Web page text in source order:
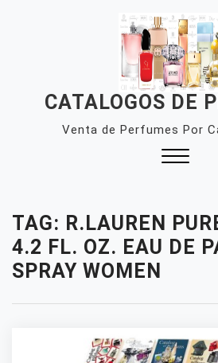
CATALOGOS DE
Venta de Perfumes Por
TAG: R.LAUREN
4.2 FL. OZ. EAU DE
SPRAY WOMEN